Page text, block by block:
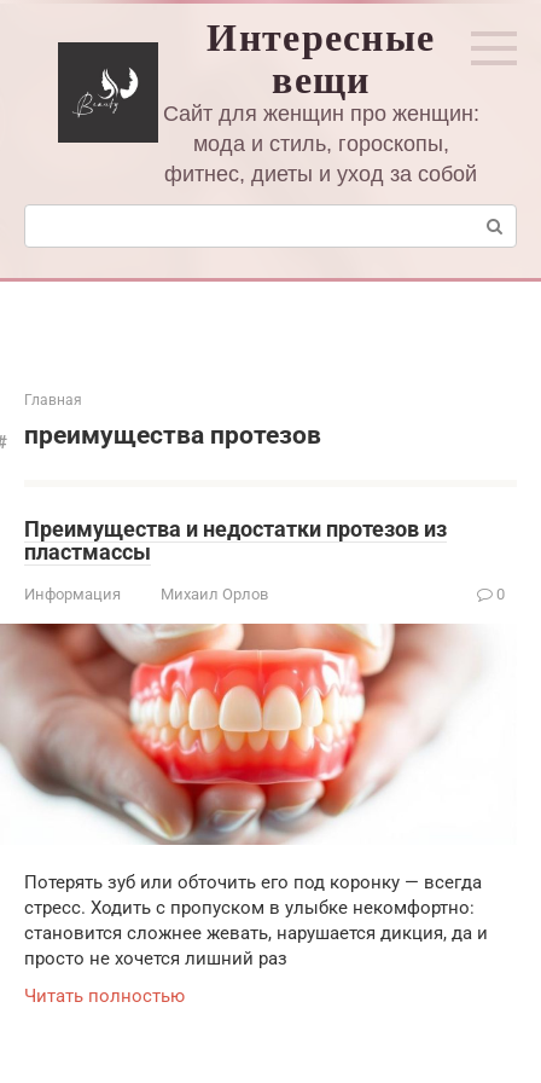
Интересные
вещи
Сайт для женщин про женщин:
мода и стиль, гороскопы,
фитнес, диеты и уход за собой
Поиск:
Главная
преимущества протезов
Преимущества и недостатки протезов из
пластмассы
Информация Михаил Орлов 0
Потерять зуб или обточить его под коронку — всегда
стресс. Ходить с пропуском в улыбке некомфортно:
становится сложнее жевать, нарушается дикция, да и
просто не хочется лишний раз
Читать полностью